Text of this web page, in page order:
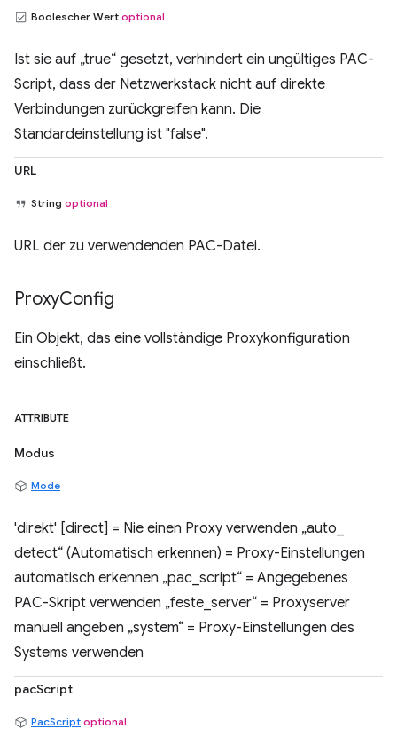
Boolescher Wert optional
Ist sie auf „true“ gesetzt, verhindert ein ungültiges PAC-
Script, dass der Netzwerkstack nicht auf direkte
Verbindungen zurückgreifen kann. Die
Standardeinstellung ist "false".
URL
String optional
URL der zu verwendenden PAC-Datei.
ProxyConfig
Ein Objekt, das eine vollständige Proxykonfiguration
einschließt.
ATTRIBUTE
Modus
Mode
'direkt' [direct] = Nie einen Proxy verwenden „auto_
detect“ (Automatisch erkennen) = Proxy-Einstellungen
automatisch erkennen „pac_script“ = Angegebenes
PAC-Skript verwenden „feste_server“ = Proxyserver
manuell angeben „system“ = Proxy-Einstellungen des
Systems verwenden
pacScript
PacScript optional